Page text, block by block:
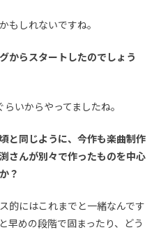
もしれないですね。
からスタートしたのでしょう
いからやってましたね。
と同じように、今作も楽曲制作
さんが別々で作ったものを中心
？
的にはこれまでと一緒なんです
早めの段階で固まったり、どう